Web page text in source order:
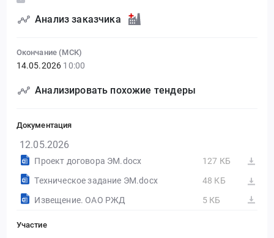
░░░░░░░░░░░░░░░░░░░░ ░░░░░░░░░░░░░░░░░░
░ ░░░░░░░░░░░░░░ ░░░░░░ ░░░░░░░░
Анализ заказчика
Окончание (МСК)
14.05.2026 10:00
Анализировать похожие тендеры
Документация
12.05.2026
Проект договора ЭМ.docx
127 КБ
Техническое задание ЭМ.docx
48 КБ
Извещение. ОАО РЖД
5 КБ
Участие